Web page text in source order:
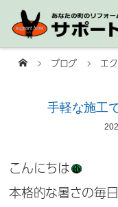
ブログ エ
手軽な施工
こんにちは
本格的な暑さの毎